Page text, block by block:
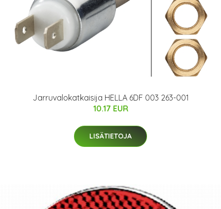
Jarruvalokatkaisija HELLA 6DF 003 263-001
10.17 EUR
LISÄTIETOJA